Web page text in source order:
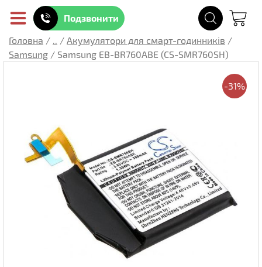
Подзвонити
Головна / .. / Акумулятори для смарт-годинників /
Samsung / Samsung EB-BR760ABE (CS-SMR760SH)
-31%